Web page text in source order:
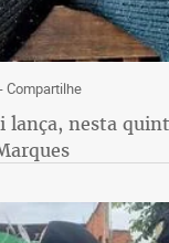
- Compartilhe
lança, nesta